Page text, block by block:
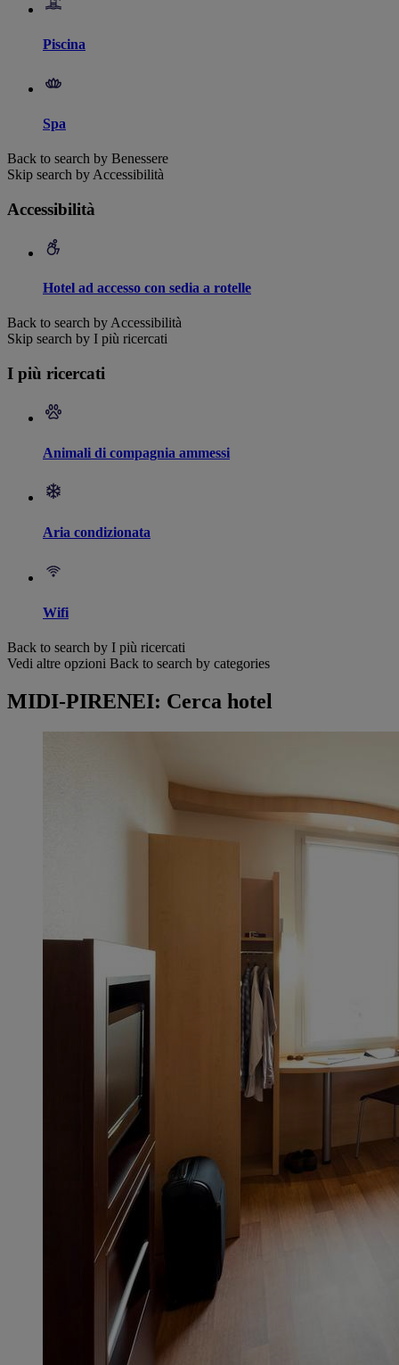
Piscina
Spa
Back to search by Benessere
Skip search by Accessibilità
Accessibilità
Hotel ad accesso con sedia a rotelle
Back to search by Accessibilità
Skip search by I più ricercati
I più ricercati
Animali di compagnia ammessi
Aria condizionata
Wifi
Back to search by I più ricercati
Vedi altre opzioni Back to search by categories
MIDI-PIRENEI: Cerca hotel